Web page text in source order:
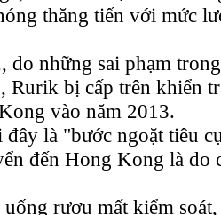
thăng tiến với mức
do những sai phạm
Rurik bị cấp trên khiển
vào năm 2013.
là "bước ngoặt tiêu
đến Hong Kong là do
rượu mất kiểm